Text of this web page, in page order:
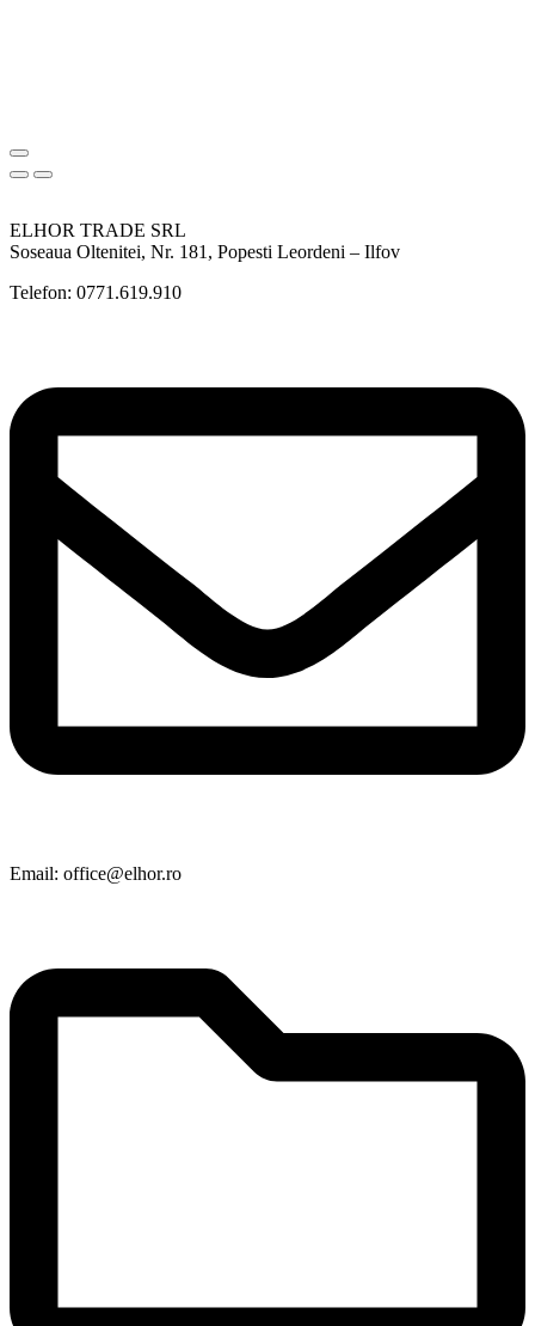
ELHOR TRADE SRL
Soseaua Oltenitei, Nr. 181, Popesti Leordeni – Ilfov
Telefon: 0771.619.910
Email: office@elhor.ro